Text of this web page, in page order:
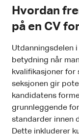
Hvordan
på en CV
Utdanningsdelen
betydning når
kvalifikasjoner for
seksjonen gir
kandidatens
grunnleggende
standarder innen
Dette inkluderer